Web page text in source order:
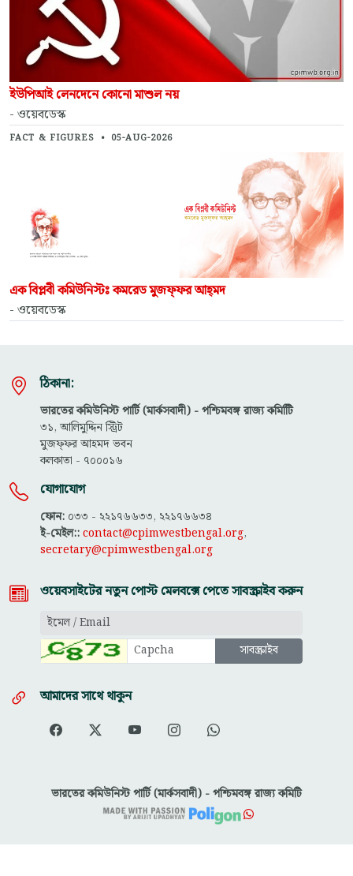
ইউপিআই লেনদেনে কোনো মাশুল নয়
- ওয়েবডেস্ক
FACT & FIGURES • 05-AUG-2026
এক বিপ্লবী কমিউনিস্টঃ কমরেড মুজফ্‌ফর আহ্‌মদ
- ওয়েবডেস্ক
ঠিকানা:
ভারতের কমিউনিস্ট পার্টি (মার্কসবাদী) - পশ্চিমবঙ্গ রাজ্য কমিটিি
৩১, আলিমুদ্দিন স্ট্রিট
মুজফ্ফ‌র আহমদ ভবন
কলকাতা - ৭০০০১৬
যোগাযোগ
ফোন: ০৩৩ - ২২১৭৬৬৩৩, ২২১৭৬৬৩৪
ই-মেইল::contact@cpimwestbengal.org,
secretary@cpimwestbengal.org
ওয়েবসাইটের নতুন পোস্ট মেলবক্সে পেতে সাবস্ক্রাইব করুন
আমাদের সাথে থাকুন
ভারতের কমিউনিস্ট পার্টি (মার্কসবাদী) - পশ্চিমবঙ্গ রাজ্য কমিটি